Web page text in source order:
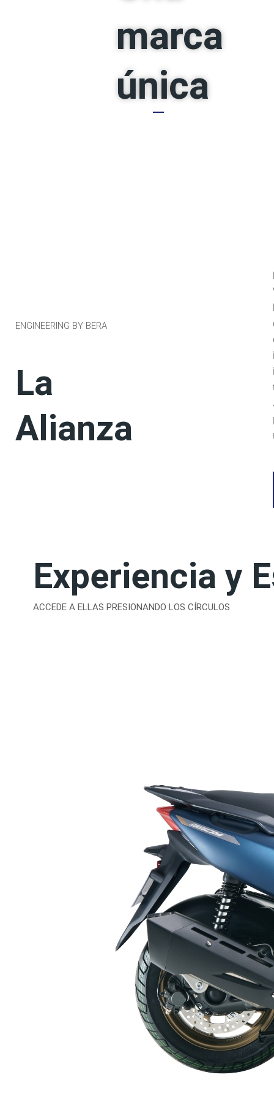
marca
única
ENGINEERING BY BERA
La
Alianza
Experiencia y
ACCEDE A ELLAS PRESIONANDO LOS CÍRCULOS